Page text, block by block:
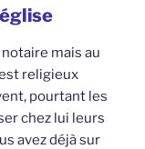
notaire mais au
religieux
pourtant les
chez lui leurs
avez déjà sur